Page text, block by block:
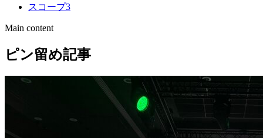
スコープ3
Main content
ピン留め記事